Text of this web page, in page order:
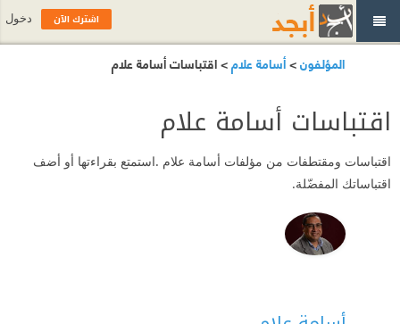
المؤلفون>أسامة علام> اقتباسات أسامة علام
اقتباسات أسامة علام
اقتباسات ومقتطفات من مؤلفات أسامة علام .استمتع بقراءتها أو أضف
اقتباساتك المفضّلة.
اشترك الآن دخول